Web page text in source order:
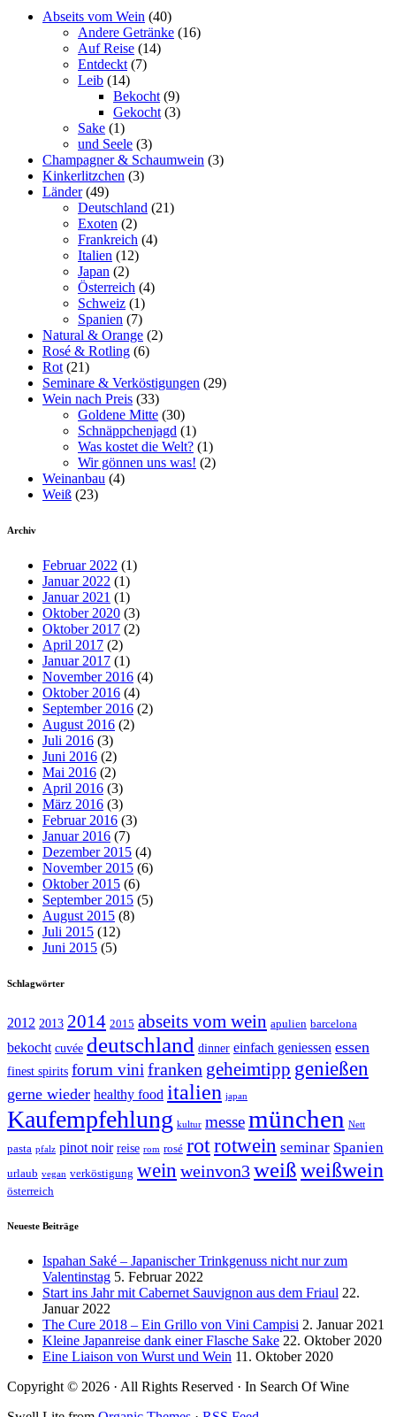
anzeigen
YouTube
anzeigen
Abseits vom Wein (40)
Andere Getränke (16)
Auf Reise (14)
Entdeckt (7)
Leib (14)
Bekocht (9)
Gekocht (3)
Sake (1)
und Seele (3)
Champagner & Schaumwein (3)
Kinkerlitzchen (3)
Länder(49)
Deutschland (21)
Exoten (2)
Frankreich (4)
Italien (12)
Japan (2)
Österreich (4)
Schweiz (1)
Spanien (7)
Natural & Orange (2)
Rosé & Rotling (6)
Rot (21)
Seminare & Verköstigungen (29)
Wein nach Preis (33)
Goldene Mitte (30)
Schnäppchenjagd (1)
Was kostet die Welt? (1)
Wir gönnen uns was! (2)
Weinanbau (4)
Weiß (23)
Archiv
Februar 2022 (1)
Januar 2022 (1)
Januar 2021 (1)
Oktober 2020 (3)
Oktober 2017 (2)
April 2017 (2)
Januar 2017 (1)
November 2016 (4)
Oktober 2016 (4)
September 2016 (2)
August 2016 (2)
Juli 2016 (3)
Juni 2016 (2)
Mai 2016 (2)
April 2016 (3)
März 2016 (3)
Februar 2016 (3)
Januar 2016 (7)
Dezember 2015 (4)
November 2015 (6)
Oktober 2015 (6)
September 2015 (5)
August 2015 (8)
Juli 2015 (12)
Juni 2015 (5)
Schlagwörter
2012 2013 2014 2015 abseits vom wein apulien barcelona
bekocht cuvée deutschland dinner einfach geniessen essen
finest spirits forum vinifranken geheimtipp genießen
gerne wieder healthy food italien japan
Kaufempfehlung kultur messemünchen Nett
pasta pfalz pinot noir reise rom rosé rotrotwein seminar Spanien
urlaub vegan verköstigung wein weinvon3weißweißwein
österreich
Neueste Beiträge
Ispahan Saké – Japanischer Trinkgenuss nicht nur zum
Valentinstag 5. Februar 2022
Start ins Jahr mit Cabernet Sauvignon aus dem Friaul 22.
Januar 2022
The Cure 2018 – Ein Grillo von Vini Campisi 2. Januar 2021
Kleine Japanreise dank einer Flasche Sake 22. Oktober 2020
Eine Liaison von Wurst und Wein 11. Oktober 2020
Copyright © 2026 · All Rights Reserved · In Search Of Wine